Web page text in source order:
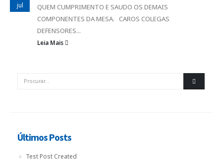
jul
QUEM CUMPRIMENTO E SAUDO OS DEMAIS
COMPONENTES DA MESA. CAROS COLEGAS
DEFENSORES...
Leia Mais
Últimos Posts
Test Post Created